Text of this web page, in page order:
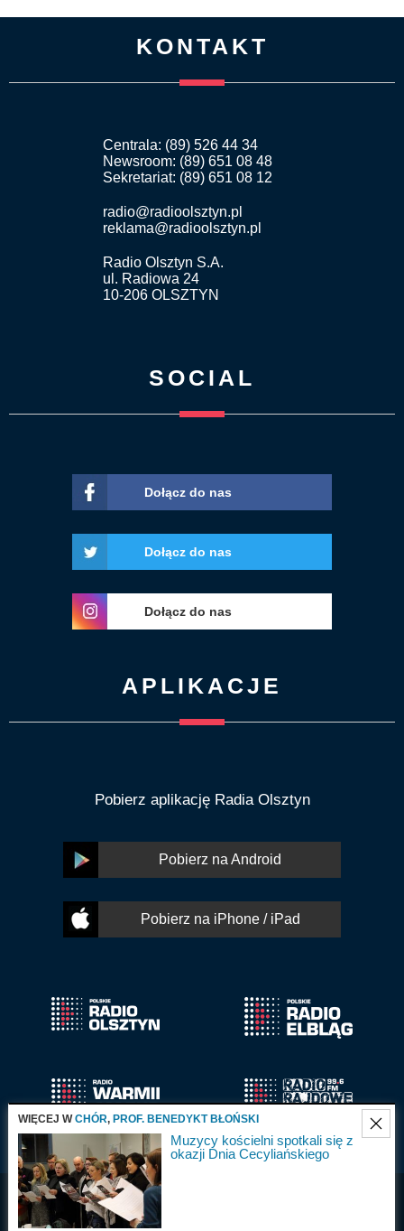
KONTAKT
Centrala: (89) 526 44 34
Newsroom: (89) 651 08 48
Sekretariat: (89) 651 08 12
radio@radioolsztyn.pl
reklama@radioolsztyn.pl
Radio Olsztyn S.A.
ul. Radiowa 24
10-206 OLSZTYN
SOCIAL
Dołącz do nas
Dołącz do nas
Dołącz do nas
APLIKACJE
Pobierz aplikację Radia Olsztyn
Pobierz na Android
Pobierz na iPhone / iPad
WIĘCEJ WCHÓR, PROF. BENEDYKT BŁOŃSKI
Muzycy kościelni spotkali się z
okazji Dnia Cecyliańskiego